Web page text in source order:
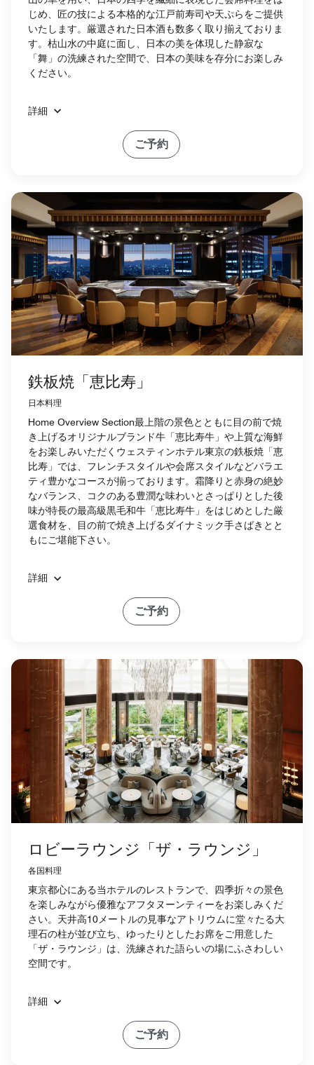
じめ、匠の技による本格的な江戸前寿司や天ぷらをご提供
いたします。厳選された日本酒も数多く取り揃えておりま
す。枯山水の中庭に面し、日本の美を体現した静寂な
「舞」の洗練された空間で、日本の美味を存分にお楽しみ
ください。
詳細
ご予約
鉄板焼「恵比寿」
日本料理
Home Overview Section最上階の景色とともに目の前で焼
き上げるオリジナルブランド牛「恵比寿牛」や上質な海鮮
をお楽しみいただくウェスティンホテル東京の鉄板焼「恵
比寿」では、フレンチスタイルや会席スタイルなどバラエ
ティ豊かなコースが揃っております。霜降りと赤身の絶妙
なバランス、コクのある豊潤な味わいとさっぱりとした後
味が特長の最高級黒毛和牛「恵比寿牛」をはじめとした厳
選食材を、目の前で焼き上げるダイナミック手さばきとと
もにご堪能下さい。
詳細
ご予約
ロビーラウンジ「ザ・ラウンジ」
各国料理
東京都心にある当ホテルのレストランで、四季折々の景色
を楽しみながら優雅なアフタヌーンティーをお楽しみくだ
さい。天井高10メートルの見事なアトリウムに堂々たる大
理石の柱が並び立ち、ゆったりとしたお席をご用意した
「ザ・ラウンジ」は、洗練された語らいの場にふさわしい
空間です。
詳細
ご予約